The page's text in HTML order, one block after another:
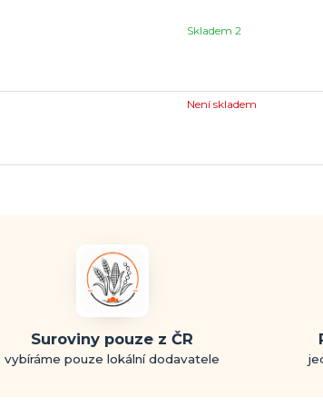
Skladem 2
Není skladem
Suroviny pouze z ČR
vybíráme pouze lokální dodavatele